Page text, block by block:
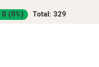
0 (0%) Total : 329